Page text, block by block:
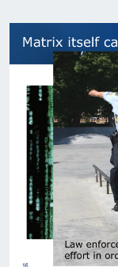
LE is, indeed,
indiscriminate
information
link to what is
and combat
should be on
essential for
terrorism.